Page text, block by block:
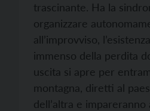
trascinante. Ha la
organizzare
all’improvviso,
immenso della perdita
uscita si apre per
montagna, diretti al
dell’altra e